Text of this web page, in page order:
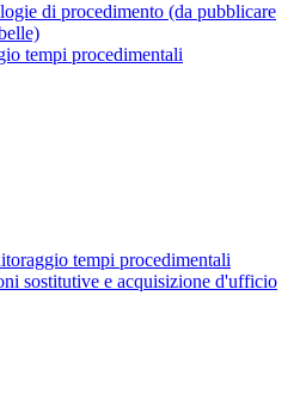
di procedimento (da pubblicare
tempi procedimentali
tempi procedimentali
sostitutive e acquisizione d'ufficio